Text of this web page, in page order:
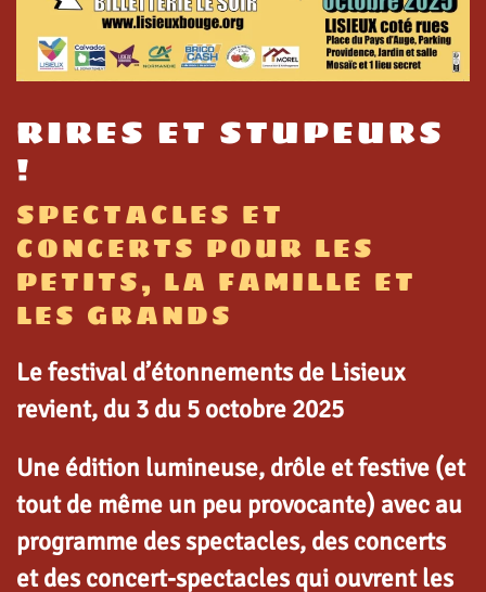
RIRES ET STUPEURS
!
SPECTACLES ET
CONCERTS POUR LES
PETITS, LA FAMILLE ET
LES GRANDS
Le festival d’étonnements de Lisieux
revient, du 3 du 5 octobre 2025
Une édition lumineuse, drôle et festive (et
tout de même un peu provocante) avec au
programme des spectacles, des concerts
et des concert-spectacles qui ouvrent les